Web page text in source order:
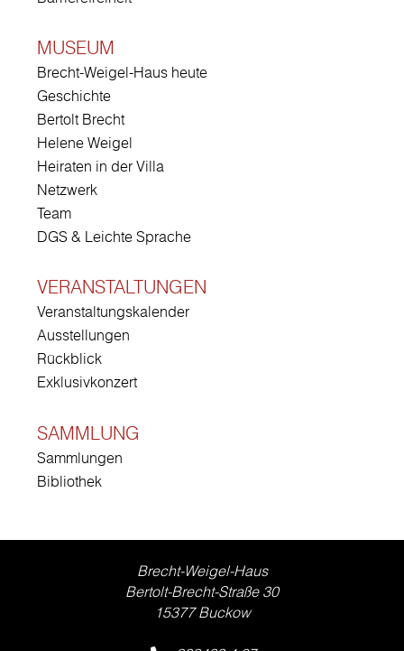
MUSEUM
Brecht-Weigel-Haus heute
Geschichte
Bertolt Brecht
Helene Weigel
Heiraten in der Villa
Netzwerk
Team
DGS & Leichte Sprache
VERANSTALTUNGEN
Veranstaltungskalender
Ausstellungen
Rückblick
Exklusivkonzert
SAMMLUNG
Sammlungen
Bibliothek
Brecht-Weigel-Haus
Bertolt-Brecht-Straße 30
15377 Buckow